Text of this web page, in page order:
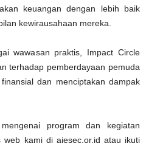
keuangan dengan lebih baik
kewirausahaan mereka.
wawasan praktis, Impact Circle
terhadap pemberdayaan pemuda
dan menciptakan dampak
program dan kegiatan
web kami di aiesec.or.id atau ikuti